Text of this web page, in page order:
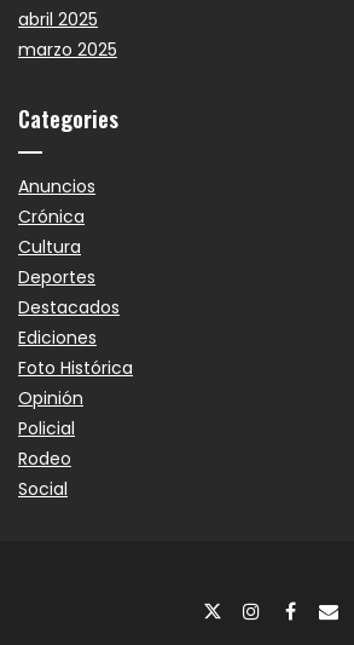
abril 2025
marzo 2025
Categories
Anuncios
Crónica
Cultura
Deportes
Destacados
Ediciones
Foto Histórica
Opinión
Policial
Rodeo
Social